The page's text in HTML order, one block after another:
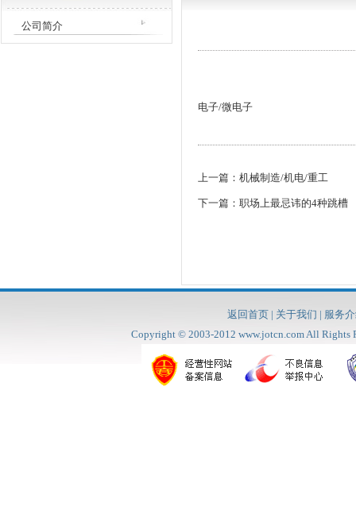
公司简介
电子/微电子
上一篇： 机械制造/机电/重工
下一篇： 职场上最忌讳的4种跳槽
返回首页 | 关于我们 | 服务
Copyright © 2003-2012 www.jotcn.comAll Rights